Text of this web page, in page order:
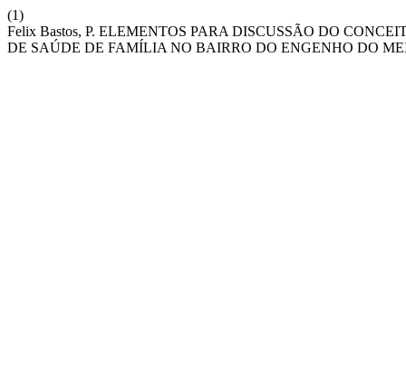
(1)
Felix Bastos, P. ELEMENTOS PARA DISCUSSÃO DO
DE SAÚDE DE FAMÍLIA NO BAIRRO DO ENGENHO DO